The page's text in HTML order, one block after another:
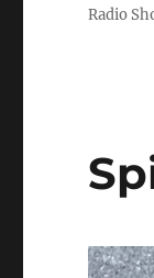
Radio